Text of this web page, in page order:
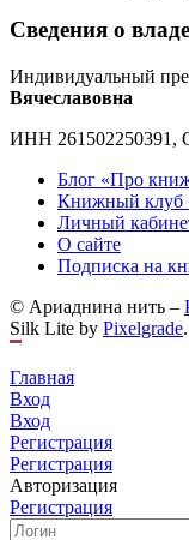
Сведения о
Индивидуальный
Вячеславовна
ИНН 261502250391,
Блог «Про
Книжный клуб
Личный
О сайте
Подписка на
© Ариаднина нить –
Silk Lite by Pixelgrade.
Главная
Вход
Вход
Регистрация
Регистрация
Авторизация
Регистрация